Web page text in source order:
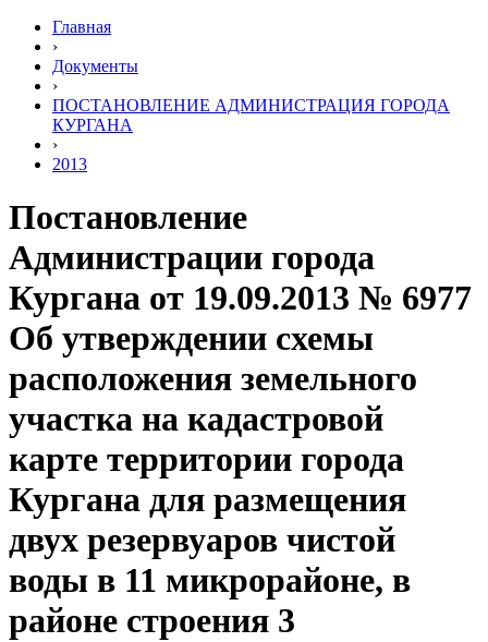
Главная
›
Документы
›
ПОСТАНОВЛЕНИЕ АДМИНИСТРАЦИЯ ГОРОДА
КУРГАНА
›
2013
Постановление
Администрации города
Кургана от 19.09.2013 № 6977
Об утверждении схемы
расположения земельного
участка на кадастровой
карте территории города
Кургана для размещения
двух резервуаров чистой
воды в 11 микрорайоне, в
районе строения 3